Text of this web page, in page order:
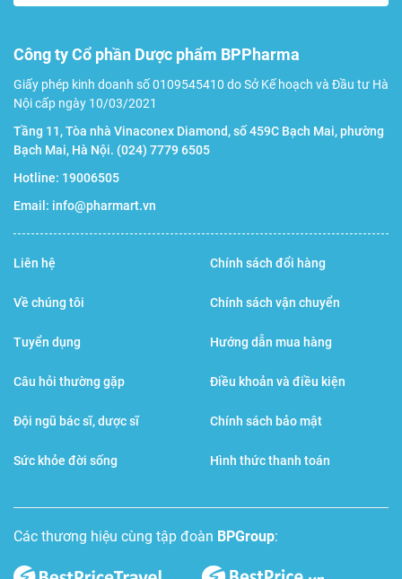
Công ty Cổ phần Dược phẩm BPPharma
Giấy phép kinh doanh số 0109545410 do Sở Kế hoạch và Đầu tư Hà
Nội cấp ngày 10/03/2021
Tầng 11, Tòa nhà Vinaconex Diamond, số 459C Bạch Mai, phường
Bạch Mai, Hà Nội. (024) 7779 6505
Hotline: 19006505
Email: info@pharmart.vn
Liên hệ
Về chúng tôi
Tuyển dụng
Câu hỏi thường gặp
Đội ngũ bác sĩ, dược sĩ
Sức khỏe đời sống
Chính sách đổi hàng
Chính sách vận chuyển
Hướng dẫn mua hàng
Điều khoản và điều kiện
Chính sách bảo mật
Hình thức thanh toán
Các thương hiệu cùng tập đoàn BPGroup: